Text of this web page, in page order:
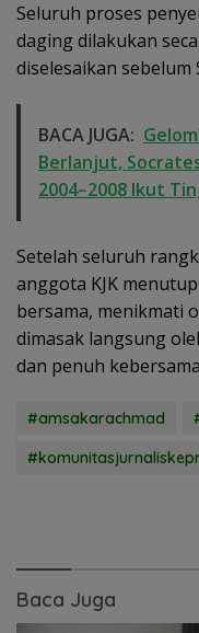
Seluruh proses
daging dilakukan
diselesaikan sebelum
BACA JUGA:
Berlanjut,
2004–2008 Ikut
Setelah seluruh
anggota KJK
bersama, menikmati
dimasak langsung
dan penuh
#amsakarachmad
Baca Juga